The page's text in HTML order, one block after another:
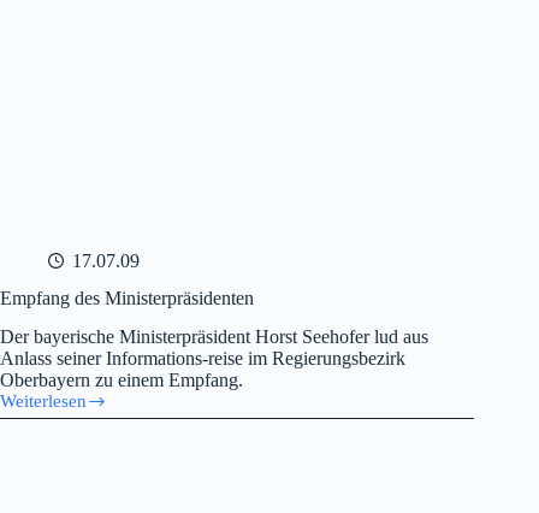
17.07.09
Empfang des Ministerpräsidenten
Der bayerische Ministerpräsident Horst Seehofer lud aus
Anlass seiner Informations-reise im Regierungsbezirk
Oberbayern zu einem Empfang.
Weiterlesen
Empfang